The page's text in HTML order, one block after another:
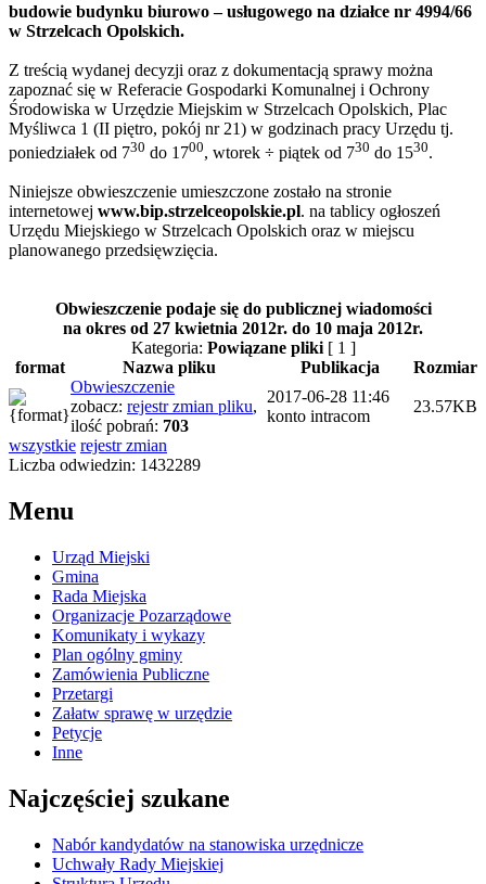
budowie budynku biurowo – usługowego na działce nr 4994/66
w Strzelcach Opolskich.
Z treścią wydanej decyzji oraz z dokumentacją sprawy można
zapoznać się w Referacie Gospodarki Komunalnej i Ochrony
Środowiska w Urzędzie Miejskim w Strzelcach Opolskich, Plac
Myśliwca 1 (II piętro, pokój nr 21) w godzinach pracy Urzędu tj.
poniedziałek od 730 do 1700, wtorek ÷ piątek od 730 do 1530.
Niniejsze obwieszczenie umieszczone zostało na stronie
internetowej www.bip.strzelceopolskie.pl. na tablicy ogłoszeń
Urzędu Miejskiego w Strzelcach Opolskich oraz w miejscu
planowanego przedsięwzięcia.
Obwieszczenie podaje się do publicznej wiadomości
na okres od 27 kwietnia 2012r. do 10 maja 2012r.
Kategoria: Powiązane pliki[ 1 ]
format
Nazwa pliku Publikacja
Rozmiar
Obwieszczenie
zobacz: rejestr zmian pliku,
ilość pobrań: 703
2017-06-28 11:46
konto intracom
23.57KB
wszystkie rejestr zmian
Liczba odwiedzin: 1432289
Menu
Urząd Miejski
Gmina
Rada Miejska
Organizacje Pozarządowe
Komunikaty i wykazy
Plan ogólny gminy
Zamówienia Publiczne
Przetargi
Załatw sprawę w urzędzie
Petycje
Inne
Najczęściej szukane
Nabór kandydatów na stanowiska urzędnicze
Uchwały Rady Miejskiej